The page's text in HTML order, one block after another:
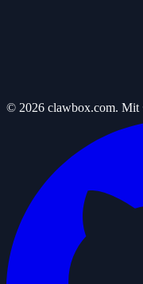
© 2026 clawbox.com.